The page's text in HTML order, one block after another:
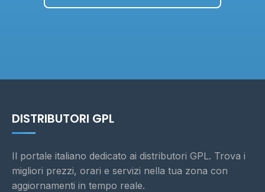
DISTRIBUTORI GPL
Il portale italiano dedicato ai distributori GPL. Trova i
migliori prezzi, orari e servizi nella tua zona con
aggiornamenti in tempo reale.